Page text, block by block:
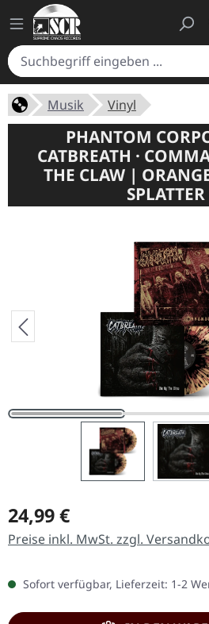
Musik Vinyl
PHANTOM
CATBREATH ·
THE CLAW |
Regulärer Preis:
24,99 €
Preise inkl. MwSt. zzgl.
Sofort verfügbar, Lieferzeit: 1-2